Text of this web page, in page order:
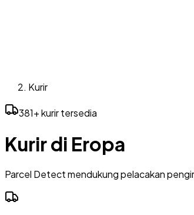
Kurir
381+ kurir tersedia
Kurir di Eropa
Parcel Detect mendukung pelacakan